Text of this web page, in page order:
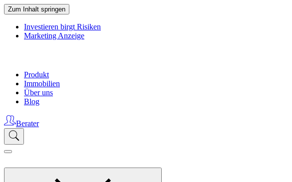
Zum Inhalt springen
Investieren birgt Risiken
Marketing Anzeige
Produkt
Immobilien
Über uns
Blog
Berater